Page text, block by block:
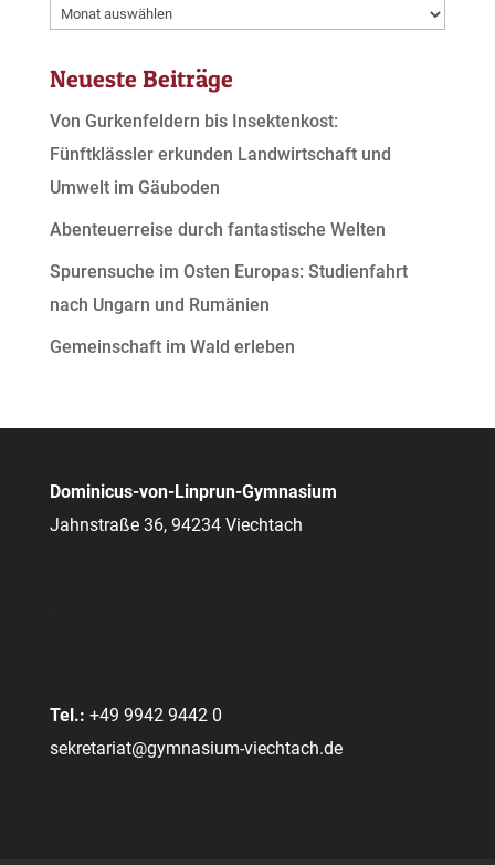
Archive
Neueste Beiträge
Von Gurkenfeldern bis Insektenkost:
Fünftklässler erkunden Landwirtschaft und
Umwelt im Gäuboden
Abenteuerreise durch fantastische Welten
Spurensuche im Osten Europas: Studienfahrt
nach Ungarn und Rumänien
Gemeinschaft im Wald erleben
Dominicus-von-Linprun-Gymnasium
Jahnstraße 36, 94234 Viechtach
Tel.: +49 9942 9442 0
sekretariat@gymnasium-viechtach.de